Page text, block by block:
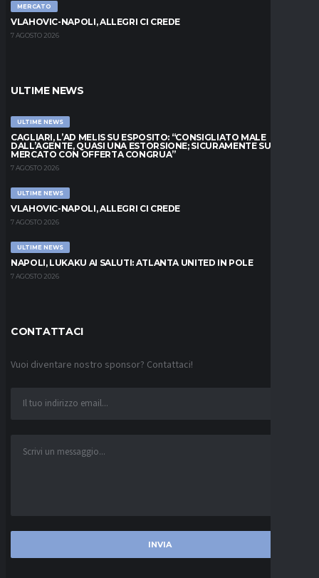
MERCATO
VLAHOVIC-NAPOLI, ALLEGRI CI CREDE
7 AGOSTO 2026
ULTIME NEWS
ULTIME NEWS
CAGLIARI, L’AD MELIS SU ESPOSITO: “CONSIGLIATO MALE
DALL’AGENTE, QUASI UNA ESTORSIONE; SICURAMENTE SUL
MERCATO CON OFFERTA CONGRUA”
7 AGOSTO 2026
ULTIME NEWS
VLAHOVIC-NAPOLI, ALLEGRI CI CREDE
7 AGOSTO 2026
ULTIME NEWS
NAPOLI, LUKAKU AI SALUTI: ATLANTA UNITED IN POLE
7 AGOSTO 2026
CONTATTACI
Vuoi diventare nostro sponsor? Contattaci!